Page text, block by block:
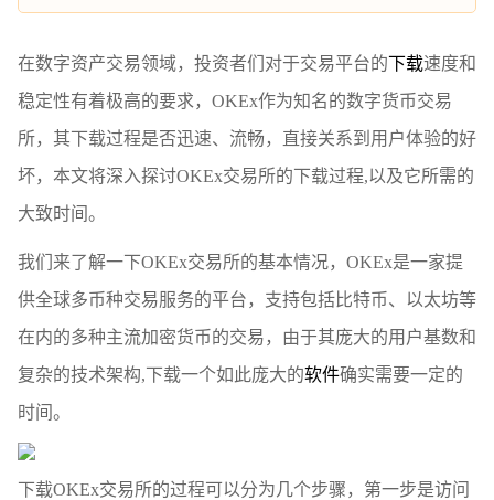
在数字资产交易领域，投资者们对于交易平台的下载速度和
稳定性有着极高的要求，OKEx作为知名的数字货币交易
所，其下载过程是否迅速、流畅，直接关系到用户体验的好
坏，本文将深入探讨OKEx交易所的下载过程,以及它所需的
大致时间。
我们来了解一下OKEx交易所的基本情况，OKEx是一家提
供全球多币种交易服务的平台，支持包括比特币、以太坊等
在内的多种主流加密货币的交易，由于其庞大的用户基数和
复杂的技术架构,下载一个如此庞大的软件确实需要一定的
时间。
下载OKEx交易所的过程可以分为几个步骤，第一步是访问